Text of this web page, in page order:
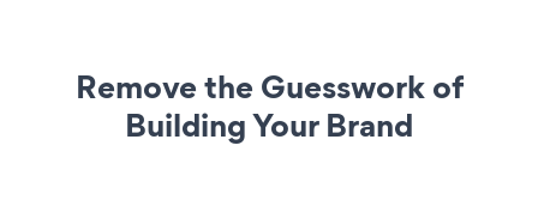
Remove the Guesswork of
Building Your Brand